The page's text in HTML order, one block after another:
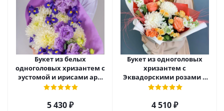
Букет из белых
одноголовых хризантем с
эустомой и ирисами арт.
52705
5 430₽
Букет из одноголовых
хризантем с
Эквадорскими розами и
матиолой арт. 70981
4 510₽